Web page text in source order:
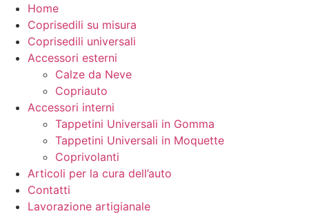
Home
Coprisedili su misura
Coprisedili universali
Accessori esterni
Calze da Neve
Copriauto
Accessori interni
Tappetini Universali in Gomma
Tappetini Universali in Moquette
Coprivolanti
Articoli per la cura dell’auto
Contatti
Lavorazione artigianale